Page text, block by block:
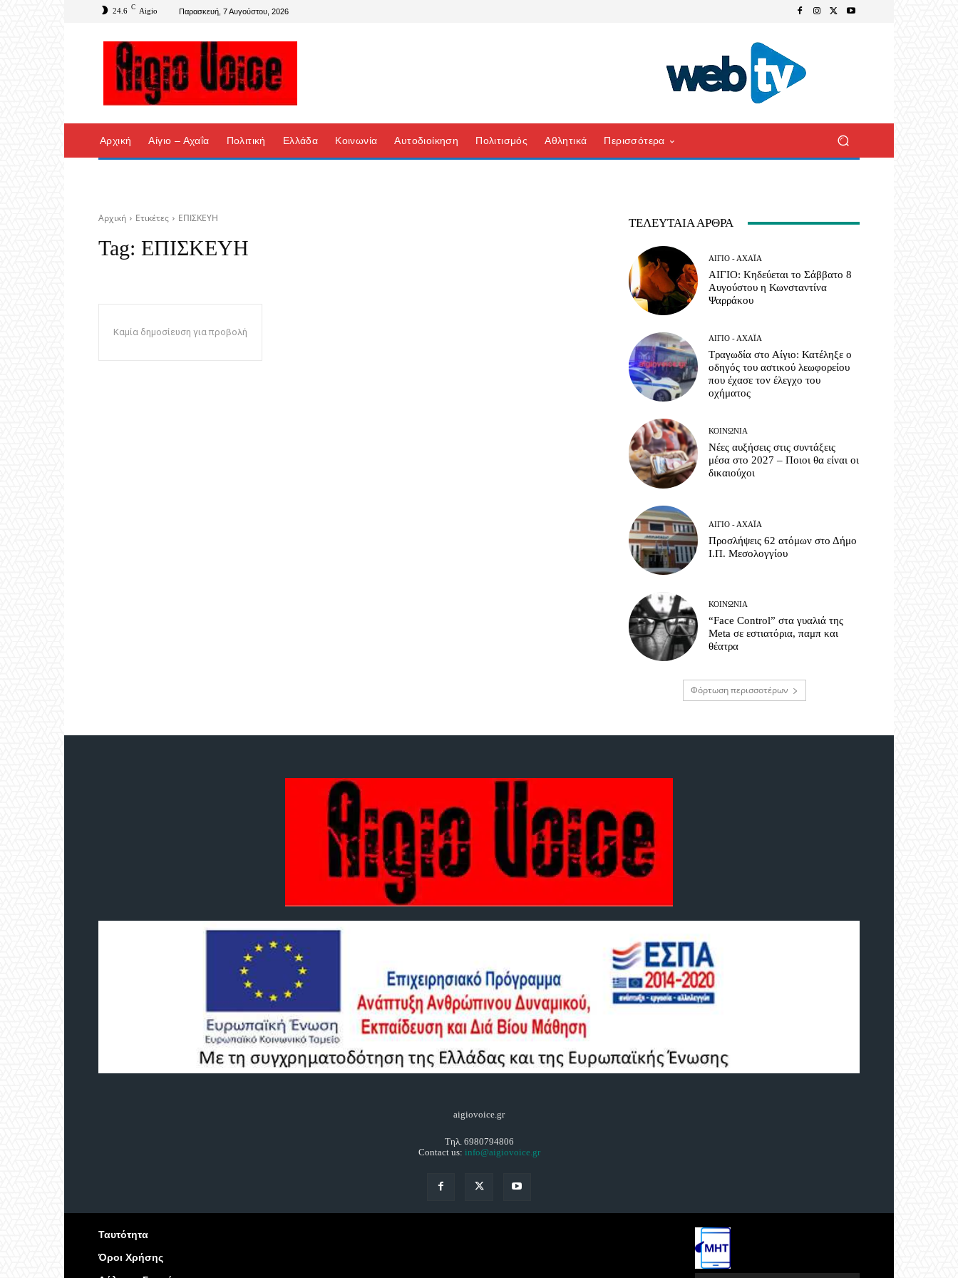
24.6 C Aigio Παρασκευή, 7 Αυγούστου, 2026
Αρχική Αίγιο – Αχαΐα Πολιτική Ελλάδα Κοινωνία Αυτοδιοίκηση Πολιτισμός Αθλητικά Περισσότερα
Αρχική Ετικέτες ΕΠΙΣΚΕΥΗ
Tag: ΕΠΙΣΚΕΥΗ
Καμία δημοσίευση για προβολή
ΤΕΛΕΥΤΑΊΑ ΆΡΘΡΑ
ΑΊΓΙΟ - ΑΧΑΪ́Α
ΑΙΓΙΟ: Κηδεύεται το Σάββατο 8
Αυγούστου η Κωνσταντίνα
Ψαρράκου
ΑΊΓΙΟ - ΑΧΑΪ́Α
Τραγωδία στο Αίγιο: Κατέληξε ο
οδηγός του αστικού λεωφορείου
που έχασε τον έλεγχο του
οχήματος
ΚΟΙΝΩΝΊΑ
Νέες αυξήσεις στις συντάξεις
μέσα στο 2027 – Ποιοι θα είναι οι
δικαιούχοι
ΑΊΓΙΟ - ΑΧΑΪ́Α
Προσλήψεις 62 ατόμων στο Δήμο
Ι.Π. Μεσολογγίου
ΚΟΙΝΩΝΊΑ
“Face Control” στα γυαλιά της
Meta σε εστιατόρια, παμπ και
θέατρα
Φόρτωση περισσοτέρων
aigiovoice.gr
Τηλ. 6980794806
Contact us: info@aigiovoice.gr
Ταυτότητα
Όροι Χρήσης